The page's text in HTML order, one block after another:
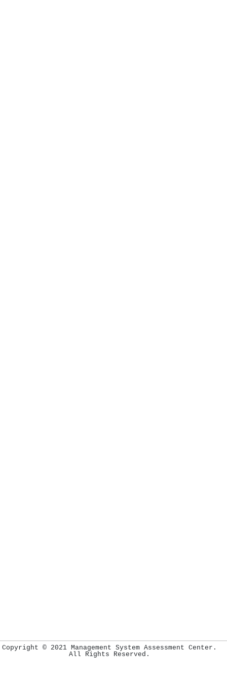
Copyright © 2021 Management System Assessment Center.
All Rights Reserved.